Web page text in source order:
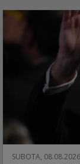
SUBOTA,